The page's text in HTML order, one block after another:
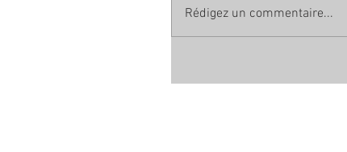
Rédigez un commentaire...